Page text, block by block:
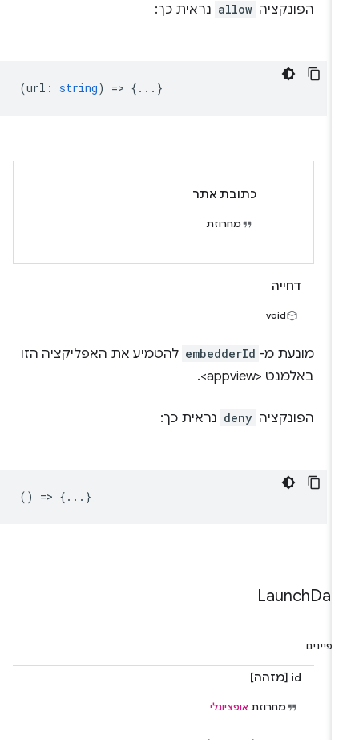
הפונקציה allow נראית כך:
( url: string) => {...}
כתובת אתר
מחרוזת
דחייה
void
מונעת מ- embedderId להטמיע את האפליקציה הזו
באלמנט <appview>.
הפונקציה deny נראית כך:
() => {...}
Launch
מחרוזתאופציונלי